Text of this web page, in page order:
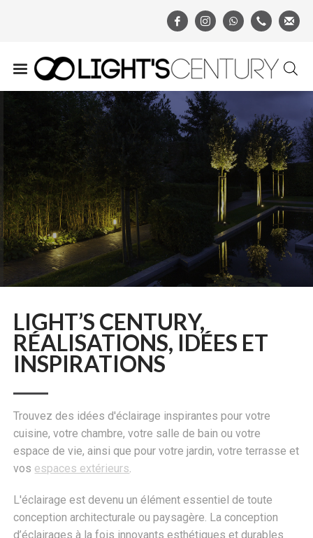
LIGHT’S CENTURY,
RÉALISATIONS, IDÉES ET
INSPIRATIONS
Trouvez des idées d'éclairage inspirantes pour votre
cuisine, votre chambre, votre salle de bain ou votre
espace de vie, ainsi que pour votre jardin, votre terrasse et
vos espaces extérieurs.
L'éclairage est devenu un élément essentiel de toute
conception architecturale ou paysagère. La conception
d’éclairages à la fois innovants esthétiques et durables